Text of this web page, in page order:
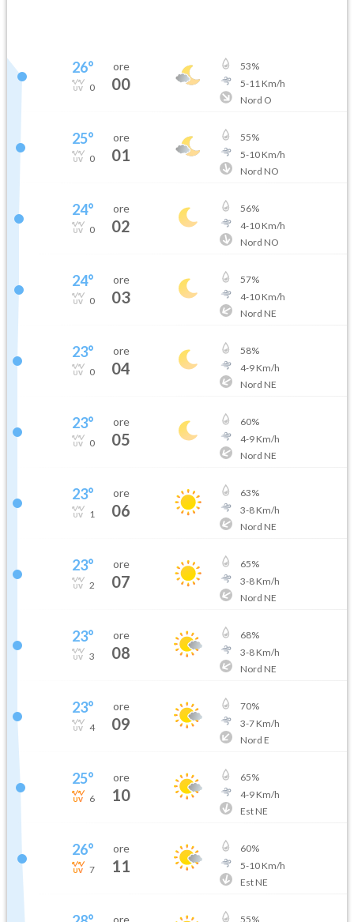
26°
0
ore
00
53%
5-11 Km/h
Nord O
25°
0
ore
01
55%
5-10Km/h
Nord NO
24°
0
ore
02
56%
4-10Km/h
Nord NO
24°
0
ore
03
57%
4-10Km/h
Nord NE
23°
0
ore
04
58%
4-9Km/h
Nord NE
23°
0
ore
05
60%
4-9Km/h
Nord NE
23°
1
ore
06
63%
3-8Km/h
Nord NE
23°
2
ore
07
65%
3-8Km/h
Nord NE
23°
3
ore
08
68%
3-8Km/h
Nord NE
23°
4
ore
09
70%
3-7Km/h
Nord E
25°
6
ore
10
65%
4-9Km/h
Est NE
26°
7
ore
11
60%
5-10Km/h
Est NE
ore 55%